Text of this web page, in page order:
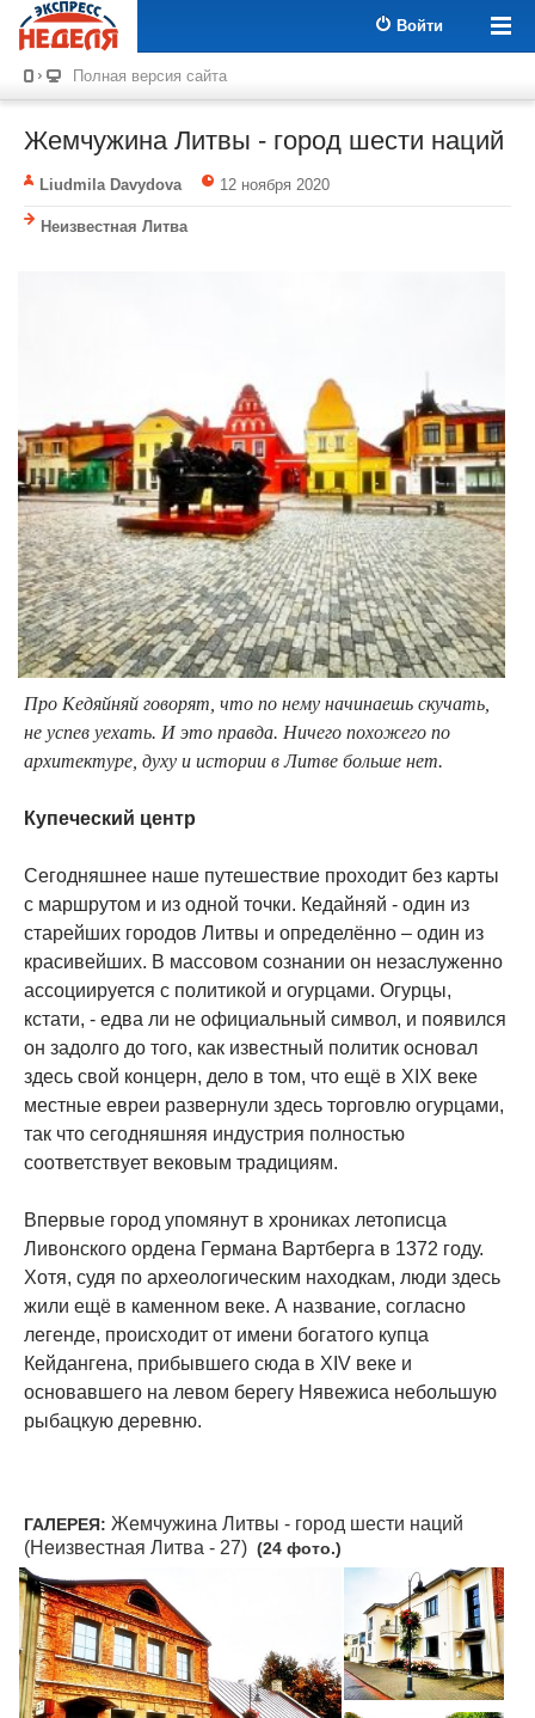
Войти
Полная версия сайта
Жемчужина Литвы - город шести наций
Liudmila Davydova 12 ноября 2020
Неизвестная Литва
Про Кедяйняй говорят, что по нему начинаешь скучать,
не успев уехать. И это правда. Ничего похожего по
архитектуре, духу и истории в Литве больше нет.
Купеческий центр
Сегодняшнее наше путешествие проходит без карты
с маршрутом и из одной точки. Кедайняй - один из
старейших городов Литвы и определённо – один из
красивейших. В массовом сознании он незаслуженно
ассоциируется с политикой и огурцами. Огурцы,
кстати, - едва ли не официальный символ, и появился
он задолго до того, как известный политик основал
здесь свой концерн, дело в том, что ещё в XIX веке
местные евреи развернули здесь торговлю огурцами,
так что сегодняшняя индустрия полностью
соответствует вековым традициям.
Впервые город упомянут в хрониках летописца
Ливонского ордена Германа Вартберга в 1372 году.
Хотя, судя по археологическим находкам, люди здесь
жили ещё в каменном веке. А название, согласно
легенде, происходит от имени богатого купца
Кейдангена, прибывшего сюда в XIV веке и
основавшего на левом берегу Нявежиса небольшую
рыбацкую деревню.
ГАЛЕРЕЯ: Жемчужина Литвы - город шести наций
(Неизвестная Литва - 27) (24 фото.)